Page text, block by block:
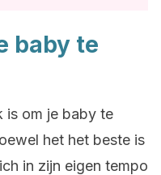
baby te
is om je baby te
het het beste is
in zijn eigen tempo